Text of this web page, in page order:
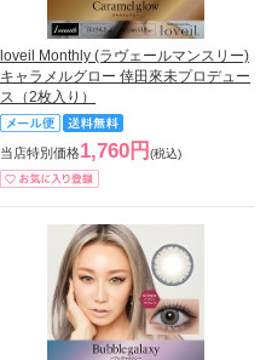
loveil Monthly (ラヴェールマンスリー)
キャラメルグロー 倖田來未プロデュー
ス（2枚入り）
当店特別価格1,760円 (税込)